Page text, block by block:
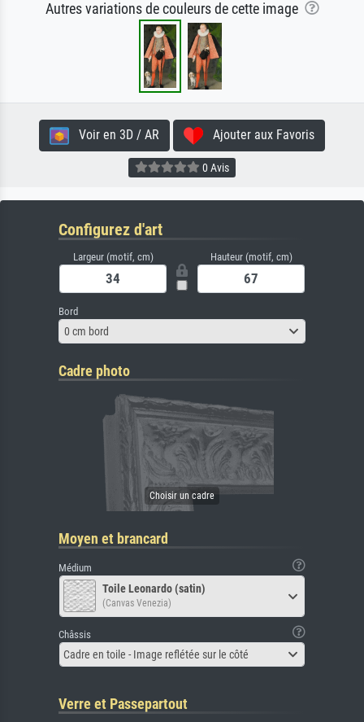
Autres variations de couleurs de cette image
Voir en 3D / AR Ajouter aux Favoris
0 Avis
Configurez d'art
Largeur (motif, cm) Hauteur (motif, cm)
Bord
0 cm bord
Cadre photo
Moyen et brancard
Médium
Toile Leonardo (satin)
(Canvas Venezia)
Châssis
Cadre en toile - Image reflétée sur le côté
Verre et Passepartout